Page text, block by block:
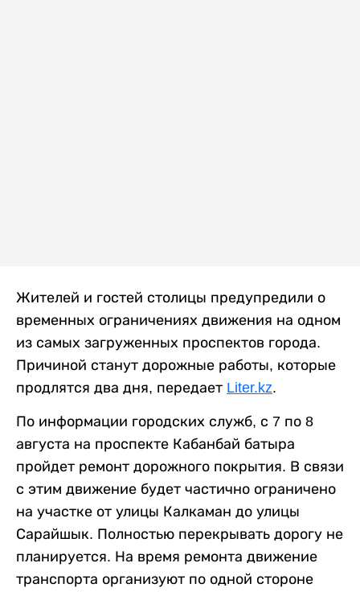
Жителей и гостей столицы предупредили о
временных ограничениях движения на одном
из самых загруженных проспектов города.
Причиной станут дорожные работы, которые
продлятся два дня, передает Liter.kz.
По информации городских служб, с 7 по 8
августа на проспекте Кабанбай батыра
пройдет ремонт дорожного покрытия. В связи
с этим движение будет частично ограничено
на участке от улицы Калкаман до улицы
Сарайшык. Полностью перекрывать дорогу не
планируется. На время ремонта движение
транспорта организуют по одной стороне